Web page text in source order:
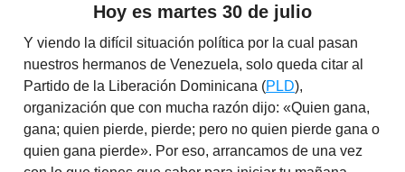
Hoy es martes 30 de julio
Y viendo la difícil situación política por la cual pasan
nuestros hermanos de Venezuela, solo queda citar al
Partido de la Liberación Dominicana (PLD),
organización que con mucha razón dijo: «Quien gana,
gana; quien pierde, pierde; pero no quien pierde gana o
quien gana pierde». Por eso, arrancamos de una vez